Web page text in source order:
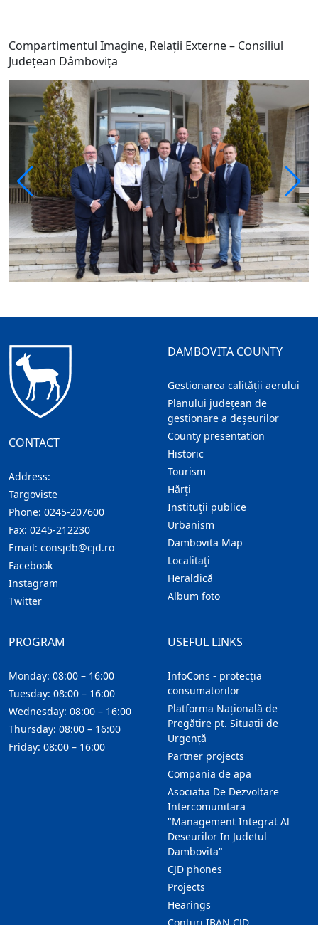
Compartimentul Imagine, Relații Externe – Consiliul
Județean Dâmbovița
CONTACT
Address:
Targoviste
Phone: 0245-207600
Fax: 0245-212230
Email: consjdb@cjd.ro
Facebook
Instagram
Twitter
DAMBOVITA COUNTY
Gestionarea calității aerului
Planului județean de
gestionare a deșeurilor
County presentation
Historic
Tourism
Hărţi
Instituţii publice
Urbanism
Dambovita Map
Localitaţi
Heraldică
Album foto
USEFUL LINKS
InfoCons - protecția
consumatorilor
Platforma Națională de
Pregătire pt. Situații de
Urgență
Partner projects
Compania de apa
Asociatia De Dezvoltare
Intercomunitara
"Management Integrat Al
Deseurilor In Judetul
Dambovita"
CJD phones
Projects
Hearings
PROGRAM
Monday: 08:00 – 16:00
Tuesday: 08:00 – 16:00
Wednesday: 08:00 – 16:00
Thursday: 08:00 – 16:00
Friday: 08:00 – 16:00